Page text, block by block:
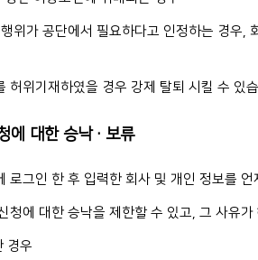
위가 공단에서 필요하다고 인정하는 경우,
위기재하였을 경우 강제 탈퇴 시킬 수 있
에 대한 승낙·보류
그인 한 후 입력한 회사 및 개인 정보를 언
에 대한 승낙을 제한할 수 있고, 그 사유가
경우